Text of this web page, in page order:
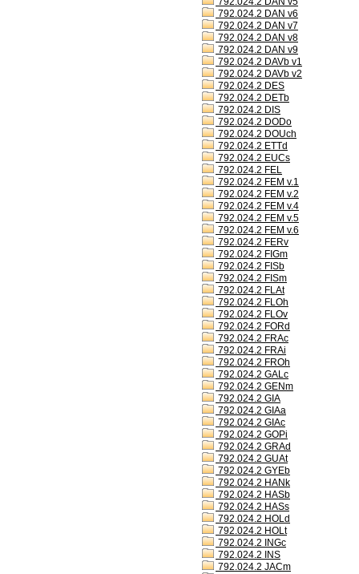
792.024.2 DAN v6
792.024.2 DAN v7
792.024.2 DAN v8
792.024.2 DAN v9
792.024.2 DAVb v1
792.024.2 DAVb v2
792.024.2 DES
792.024.2 DETb
792.024.2 DIS
792.024.2 DODo
792.024.2 DOUch
792.024.2 ETTd
792.024.2 EUCs
792.024.2 FEL
792.024.2 FEM v.1
792.024.2 FEM v.2
792.024.2 FEM v.4
792.024.2 FEM v.5
792.024.2 FEM v.6
792.024.2 FERv
792.024.2 FIGm
792.024.2 FISb
792.024.2 FISm
792.024.2 FLAt
792.024.2 FLOh
792.024.2 FLOv
792.024.2 FORd
792.024.2 FRAc
792.024.2 FRAi
792.024.2 FROh
792.024.2 GALc
792.024.2 GENm
792.024.2 GIA
792.024.2 GIAa
792.024.2 GIAc
792.024.2 GOPi
792.024.2 GRAd
792.024.2 GUAt
792.024.2 GYEb
792.024.2 HANk
792.024.2 HASb
792.024.2 HASs
792.024.2 HOLd
792.024.2 HOLt
792.024.2 INGc
792.024.2 INS
792.024.2 JACm